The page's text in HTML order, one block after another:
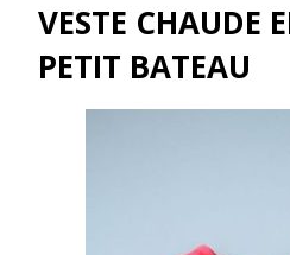
VESTE CHAUDE
PETIT BATEAU